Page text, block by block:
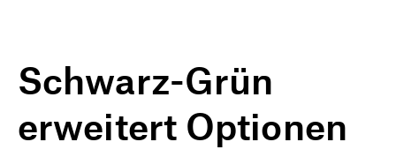
Schwarz-Grün
erweitert Optionen